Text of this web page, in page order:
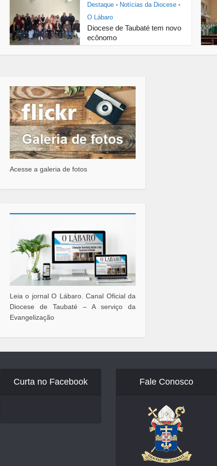
Destaque • Notícias da Diocese •
O Lábaro
Diocese de Taubaté tem novo
ecônomo
Acesse a galeria de fotos
Leia o jornal O Lábaro. Canal Oficial da
Diocese de Taubaté – A serviço da
Evangelização
Curta no Facebook Fale Conosco